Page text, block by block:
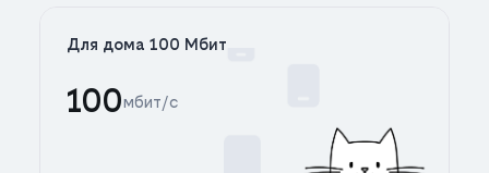
Для дома 100 Мбит
100мбит/с